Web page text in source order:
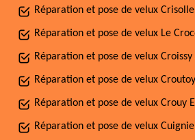
Réparation et pose de velux
Réparation et pose de velux Le
Réparation et pose de velux Croissy
Réparation et pose de velux Croutoy
Réparation et pose de velux Crouy
Réparation et pose de velux